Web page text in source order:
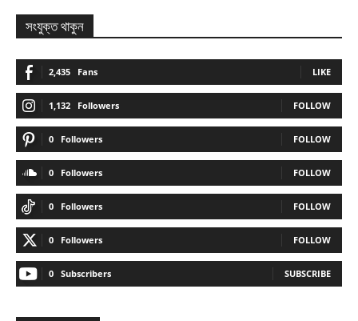
সংযুক্ত থাকুন
2,435 Fans LIKE
1,132 Followers FOLLOW
0 Followers FOLLOW
0 Followers FOLLOW
0 Followers FOLLOW
0 Followers FOLLOW
0 Subscribers SUBSCRIBE